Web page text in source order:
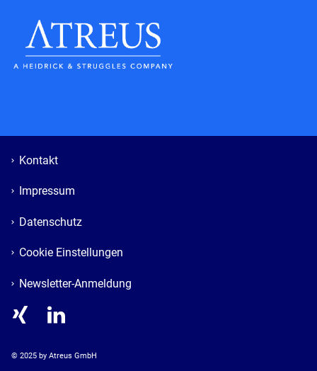
Kontakt
Impressum
Datenschutz
Cookie Einstellungen
Newsletter-Anmeldung
© 2025 by Atreus GmbH